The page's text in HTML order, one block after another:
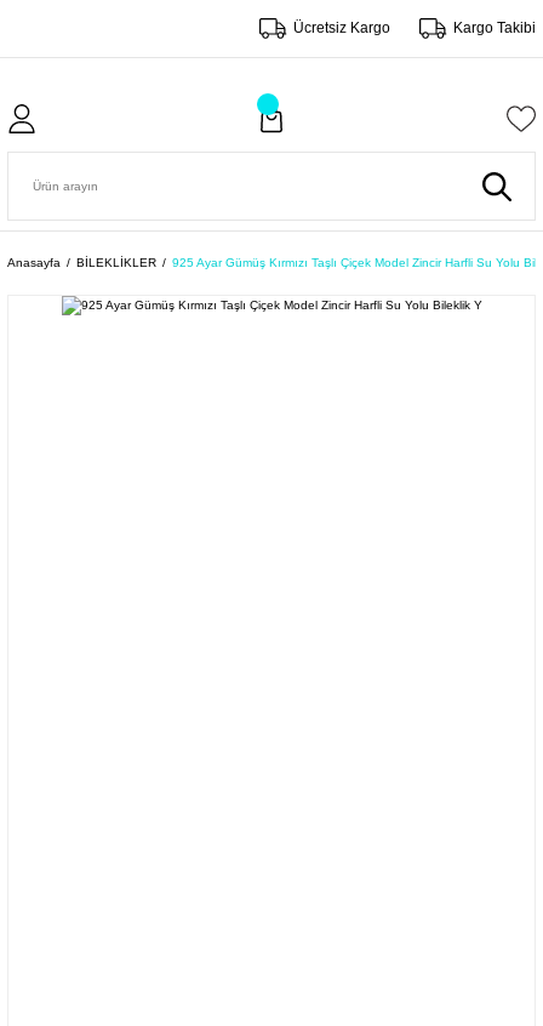
Ücretsiz Kargo Kargo Takibi
Anasayfa BİLEKLİKLER 925 Ayar Gümüş Kırmızı Taşlı Çiçek Model Zincir Harfli Su Yolu